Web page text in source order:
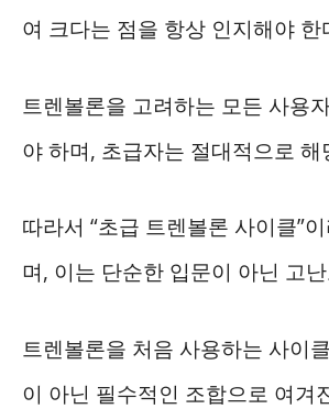
여 크다는 점을 항상 인지해야 한
트렌볼론을 고려하는 모든 사용
야 하며, 초급자는 절대적으로 해
따라서 “초급 트렌볼론 사이클”
며, 이는 단순한 입문이 아닌 고
트렌볼론을 처음 사용하는 사이
이 아닌 필수적인 조합으로 여겨